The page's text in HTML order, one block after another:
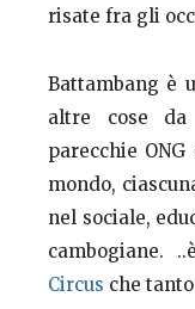
risate fra gli
Battambang è
altre cose
parecchie
mondo,
nel sociale,
cambogiane.
Circus che